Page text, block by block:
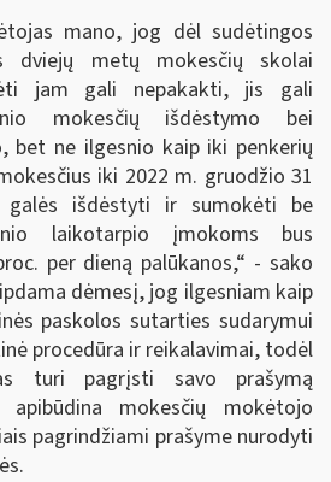
mano, jog dėl sudėtingos
dviejų metų mokesčių skolai
jam gali nepakakti, jis gali
mokesčių išdėstymo bei
bet ne ilgesnio kaip iki penkerių
iki 2022 m. gruodžio 31
išdėstyti ir sumokėti be
laikotarpio įmokoms bus
per dieną palūkanos,“ - sako
dėmesį, jog ilgesniam kaip
paskolos sutarties sudarymui
procedūra ir reikalavimai, todėl
turi pagrįsti savo prašymą
mokesčių mokėtojo
pagrindžiami prašyme nurodyti